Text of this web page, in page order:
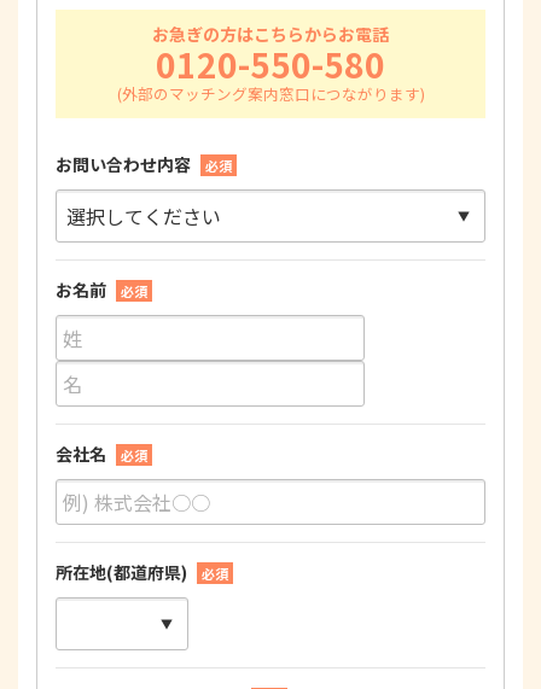
お急ぎの方はこちらからお電話
0120-550-580
お問い合わせ内容 必須
お名前 必須
会社名 必須
所在地(都道府県) 必須